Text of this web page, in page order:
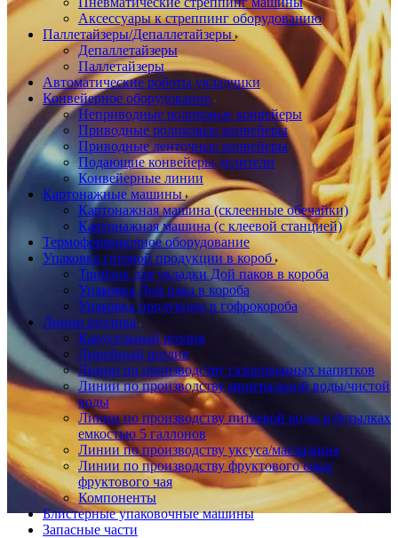
Аксессуары к стреппинг оборудованию
Паллетайзеры/Депаллетайзеры
Депаллетайзеры
Паллетайзеры
Автоматические роботы укладчики
Конвейерное оборудование
Неприводные роликовые конвейеры
Приводные роликовые конвейеры
Приводные ленточные конвейеры
Подающие конвейеры-делители
Конвейерные линии
Картонажные машины
Картонажная машина (склеенные обечайки)
Картонажная машина (с клеевой станцией)
Термоформовочное оборудование
Упаковка готовой продукции в короб
Триблок для укладки Дой паков в короба
Упаковка Дой пака в короба
Упаковка продукции в гофрокороба
Линии розлива
Карусельный розлив
Линейный розлив
Линии по производству газированных напитков
Линии по производству минеральной воды/чистой
воды
Линии по производству питьевой воды в бутылках
емкостью 5 галлонов
Линии по производству уксуса/масла/вина
Линии по производству фруктового сока/
фруктового чая
Компоненты
Блистерные упаковочные машины
Запасные части